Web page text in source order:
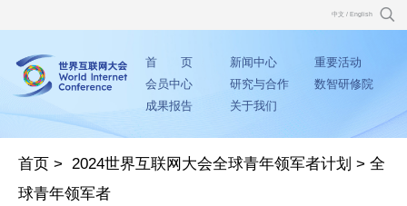
中文 / English
首 页 新闻中心
重要活动
会员中心
研究与合作
数智研修院
成果报告
关于我们
首页 > 2024世界互联网大会全球青年领军者计划 >全
球青年领军者